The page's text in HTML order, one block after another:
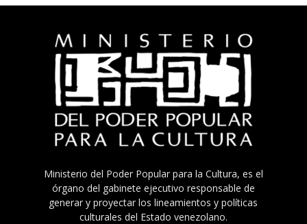
Ministerio del Poder Popular para la Cultura, es el
órgano del gabinete ejecutivo responsable de
generar y proyectar los lineamientos y políticas
culturales del Estado venezolano.